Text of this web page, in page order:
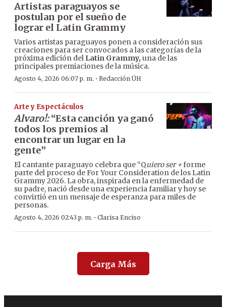
Artistas paraguayos se
postulan por el sueño de
lograr el Latin Grammy
Varios artistas paraguayos ponen a consideración sus
creaciones para ser convocados a las categorías de la
próxima edición del Latin Grammy, una de las
principales premiaciones de la música.
Agosto 4, 2026 06:07 p. m. · Redacción ÚH
Arte y Espectáculos
Alvaro!:“Esta canción ya ganó
todos los premios al
encontrar un lugar en la
gente”
El cantante paraguayo celebra que “Quiero ser +forme
parte del proceso de For Your Consideration de los Latin
Grammy 2026. La obra, inspirada en la enfermedad de
su padre, nació desde una experiencia familiar y hoy se
convirtió en un mensaje de esperanza para miles de
personas.
Agosto 4, 2026 02:43 p. m. · Clarisa Enciso
Carga Más